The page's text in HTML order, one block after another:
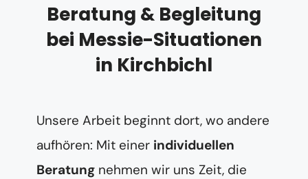
Beratung & Begleitung
bei Messie-Situationen
in Kirchbichl
Unsere Arbeit beginnt dort, wo andere
aufhören: Mit einer individuellen
Beratung nehmen wir uns Zeit, die